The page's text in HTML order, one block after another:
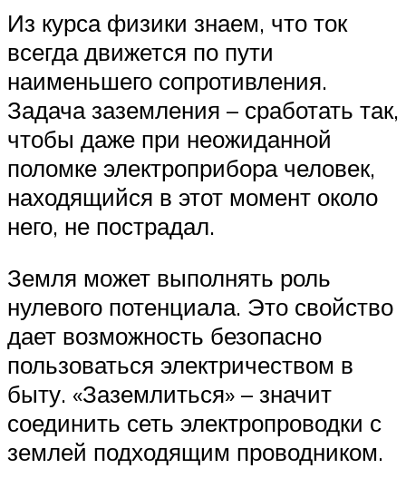
Из курса физики знаем, что ток
всегда движется по пути
наименьшего сопротивления.
Задача заземления – сработать так,
чтобы даже при неожиданной
поломке электроприбора человек,
находящийся в этот момент около
него, не пострадал.
Земля может выполнять роль
нулевого потенциала. Это свойство
дает возможность безопасно
пользоваться электричеством в
быту. «Заземлиться» – значит
соединить сеть электропроводки с
землей подходящим проводником.